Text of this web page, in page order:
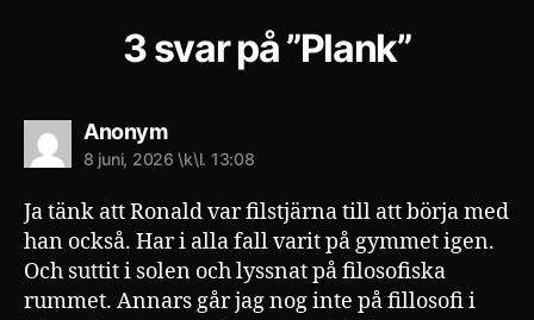
3 svar på ”Plank”
Anonymsäger:
8 juni, 2026 \k\l. 13:08
Ja tänk att Ronald var filstjärna till att börja med
han också. Har i alla fall varit på gymmet igen.
Och suttit i solen och lyssnat på filosofiska
rummet. Annars går jag nog inte på fillosofi i